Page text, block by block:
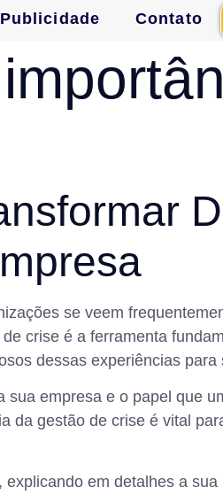
Publicidade Contato
se veem
crise é a ferramenta
dessas experiências
empresa e o papel que
da gestão de crise é vital
em detalhes a